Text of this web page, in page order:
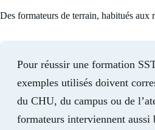
Des formateurs de terrain, habitués aux
Pour réussir une formation
exemples utilisés doivent
du CHU, du campus ou de
formateurs interviennent